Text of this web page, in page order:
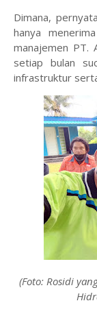
Dimana,
hanya
manajemen PT.
setiap bulan
infrastruktur
(Foto: Rosidi